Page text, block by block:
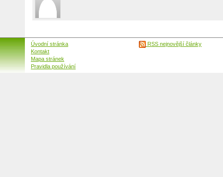
Úvodní stránka
Kontakt
Mapa stránek
Pravidla používání
RSS nejnovější články